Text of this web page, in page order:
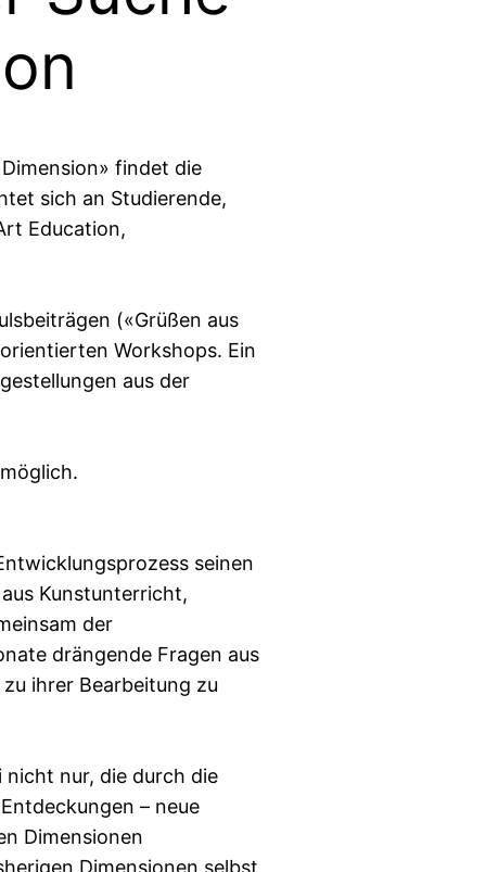
findet die
sich an Studierende,
Education,
(«Grüßen aus
Workshops. Ein
aus der
seinen
Kunstunterricht,
der
drängende Fragen aus
ihrer Bearbeitung zu
nicht nur, die durch die
– neue
Dimensionen
Dimensionen selbst